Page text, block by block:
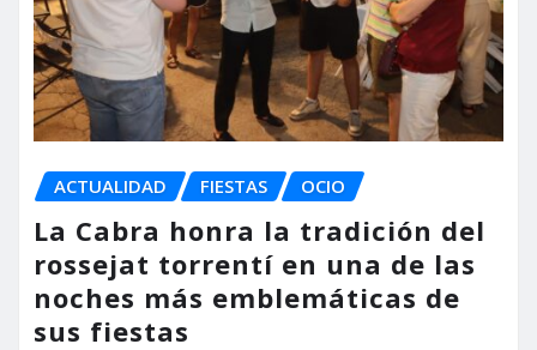
ACTUALIDAD FIESTAS OCIO
La Cabra honra la tradición del
rossejat torrentí en una de las
noches más emblemáticas de
sus fiestas